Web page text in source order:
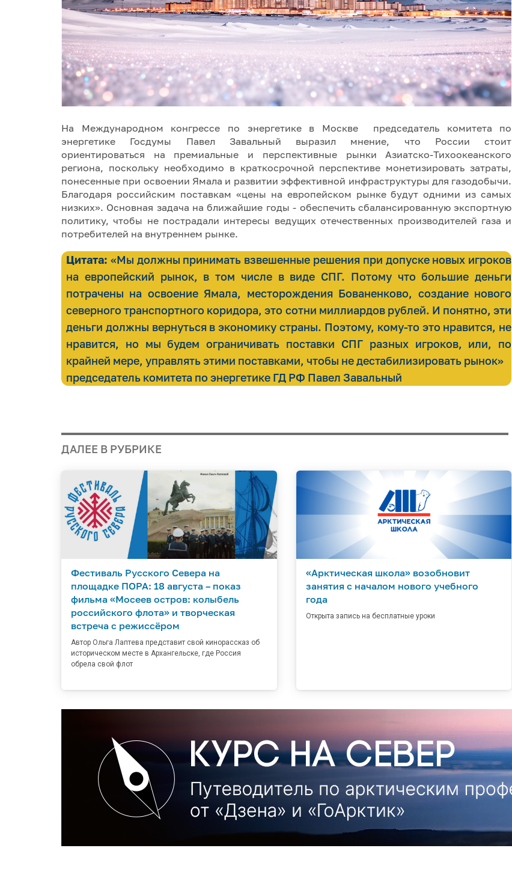
На Международном конгрессе по энергетике в Москве председатель комитета по
энергетике Госдумы Павел Завальный выразил мнение, что России стоит
ориентироваться на премиальные и перспективные рынки Азиатско-Тихоокеанского
региона, поскольку необходимо в краткосрочной перспективе монетизировать затраты,
понесенные при освоении Ямала и развитии эффективной инфраструктуры для газодобычи.
Благодаря российским поставкам «цены на европейском рынке будут одними из самых
низких». Основная задача на ближайшие годы - обеспечить сбалансированную экспортную
политику, чтобы не пострадали интересы ведущих отечественных производителей газа и
потребителей на внутреннем рынке.
Цитата: «Мы должны принимать взвешенные решения при допуске новых игроков
на европейский рынок, в том числе в виде СПГ. Потому что большие деньги
потрачены на освоение Ямала, месторождения Бованенково, создание нового
северного транспортного коридора, это сотни миллиардов рублей. И понятно, эти
деньги должны вернуться в экономику страны. Поэтому, кому-то это нравится, не
нравится, но мы будем ограничивать поставки СПГ разных игроков, или, по
крайней мере, управлять этими поставками, чтобы не дестабилизировать рынок»
председатель комитета по энергетике ГД РФ Павел Завальный
ДАЛЕЕ В РУБРИКЕ
Фестиваль Русского Севера на
площадке ПОРА: 18 августа – показ
фильма «Мосеев остров: колыбель
российского флота» и творческая
встреча с режиссёром
Автор Ольга Лаптева представит свой кинорассказ об
историческом месте в Архангельске, где Россия
обрела свой флот
«Арктическая школа» возобновит
занятия с началом нового учебного
года
Открыта запись на бесплатные уроки